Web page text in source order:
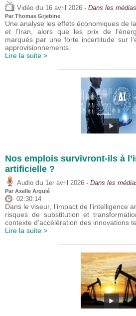
Vidéo du 16 avril 2026 - Dans les médias
Par Thomas Grjebine
Une analyse les effets économiques de
et l’Iran, alors que les prix de
marqués par une forte incertitude sur
approvisionnements.
Lire la suite >
Nos emplois survivront-ils à
artificielle ?
Audio du 1er avril 2026 - Dans les
Par Axelle Arquié
02:30:14
Dans le viseur, l’impact de l’intelligence
risques de substitution et
contexte d’accélération des innovations
Lire la suite >